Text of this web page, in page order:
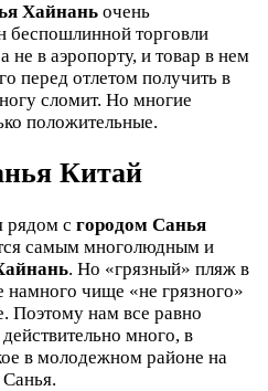
Хайнань очень
беспошлинной торговли
не в аэропорту, и товар в нем
перед отлетом получить в
сломит. Но многие
положительные.
Китай
рядом с городом Санья
самым многолюдным и
. Но «грязный» пляж в
намного чище «не грязного»
Поэтому нам все равно
много, в
в молодежном районе на